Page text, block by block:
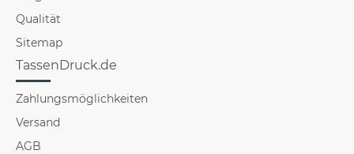
Qualität
Sitemap
TassenDruck.de
Zahlungsmöglichkeiten
Versand
AGB